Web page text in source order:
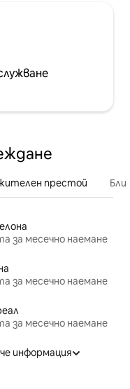
престой
за месечно наемане
за месечно наемане
за месечно наемане
информация